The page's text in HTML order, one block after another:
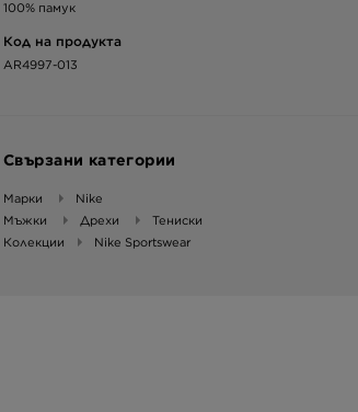
100% памук
Код на продукта
AR4997-013
Свързани категории
Марки
Nike
Мъжки
Дрехи
Тениски
Колекции
Nike Sportswear